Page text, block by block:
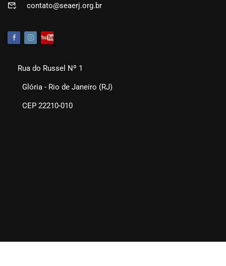
contato@seaerj.org.br
Rua do Russel Nº 1
Glória - Rio de Janeiro (RJ)
CEP 22210-010